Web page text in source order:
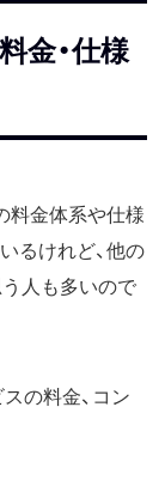
金・仕様
料金体系や仕様
るけれど、他の
人も多いので
の料金、コン